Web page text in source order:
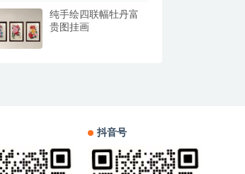
纯手绘四联幅牡丹富
贵图挂画
抖音号